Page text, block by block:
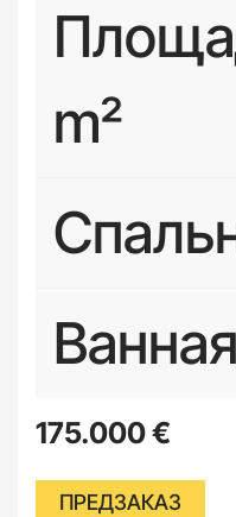
m²
Ванная
175.000€
ПРЕДЗАКАЗ